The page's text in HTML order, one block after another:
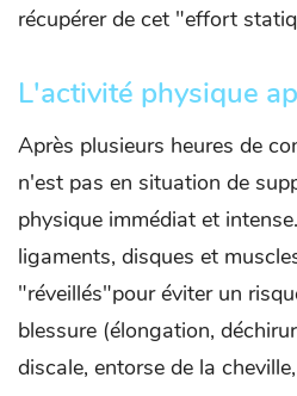
récupérer de cet "effort
L'activité physique
Après plusieurs heures de
n'est pas en situation de
physique immédiat et
ligaments, disques et
"réveillés"pour éviter un
blessure (élongation,
discale, entorse de la